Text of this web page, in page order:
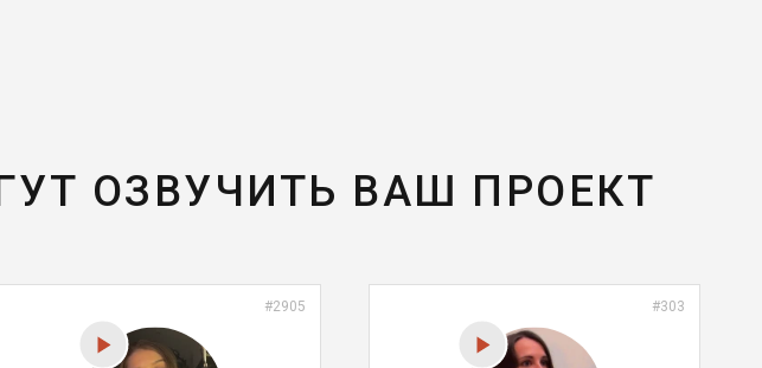
ОЗВУЧИТЬ ВАШ ПРОЕКТ
#2905 #303